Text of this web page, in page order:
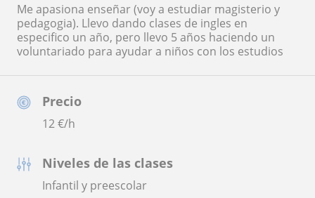
Precio
12€/h
Niveles de las clases
Infantil y preescolar
Me apasiona enseñar (voy a estudiar magisterio y
pedagogia). Llevo dando clases de ingles en
especifico un año, pero llevo 5 años haciendo un
voluntariado para ayudar a niños con los estudios